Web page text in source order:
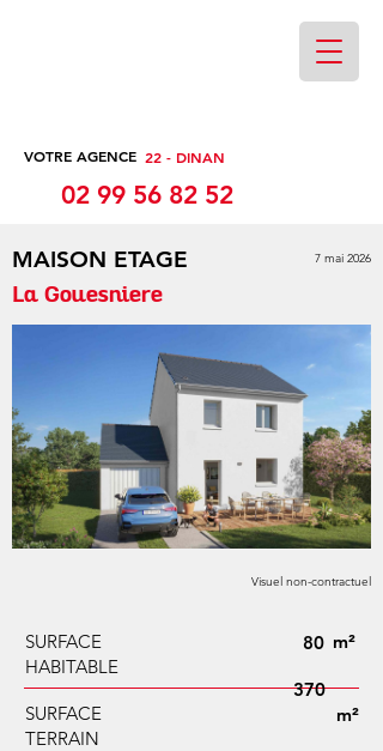
VOTRE AGENCE 22 - DINAN
02 99 56 82 52
MAISON ETAGE 7 mai 2026
La Gouesniere
Visuel non-contractuel
SURFACE
HABITABLE
80
SURFACE
TERRAIN
m²
370
m²